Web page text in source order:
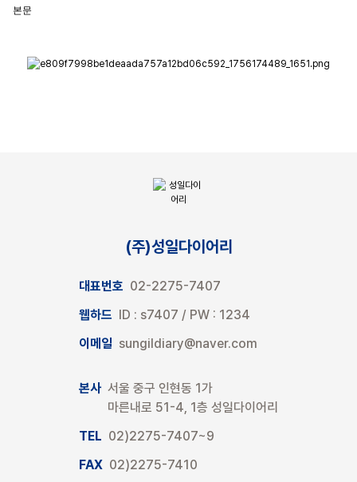
본문
(주)성일다이어리
대표번호 02-2275-7407
웹하드 ID : s7407 / PW : 1234
이메일 sungildiary@naver.com
본사 서울 중구 인현동 1가
마른내로 51-4, 1층 성일다이어리
TEL 02)2275-7407~9
FAX 02)2275-7410